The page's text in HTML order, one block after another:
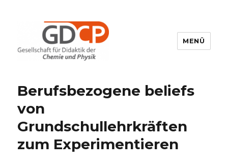
MENÜ
Berufsbezogene beliefs
von
Grundschullehrkräften
zum Experimentieren